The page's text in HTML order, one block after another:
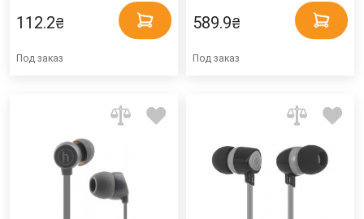
112.2₴
Под заказ
589.9₴
Под заказ